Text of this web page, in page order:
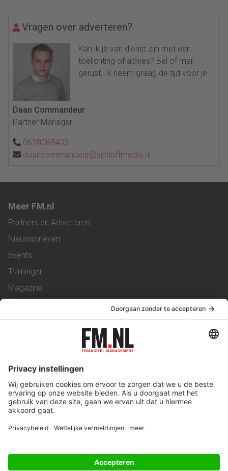
Vragen over adverteren?
Kan ik je van dienst zijn met een
toelichting of advies? Bel of mail
gerust. Ik neem graag de tijd voor je.
Daan Commandeur
Partner Manager
0628068433
daancommandeur@sijthoffmedia.nl
Meer FM.nl
Partners en Adverteren
Nieuwsbrieven
Events
Trainingen
Magazine
Service & Contact
Werken bij ons
Privacy Statement
Algemene Voorwaarden